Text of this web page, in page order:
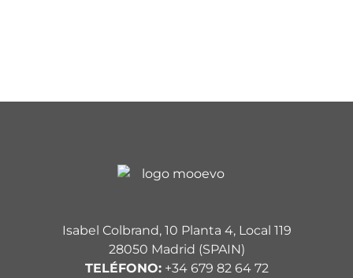
Isabel Colbrand, 10 Planta 4, Local 119
28050 Madrid (SPAIN)
TELÉFONO:+34 679 82 64 72